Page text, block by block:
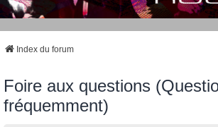
Index du forum
Foire aux questions
fréquemment)